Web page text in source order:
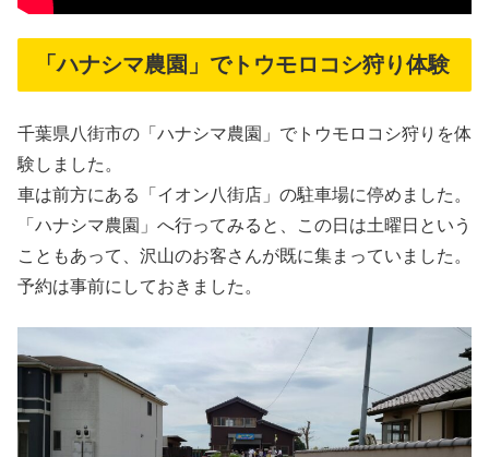
「ハナシマ農園」でトウモロコシ狩り体験
千葉県八街市の「ハナシマ農園」でトウモロコシ狩りを体
験しました。
車は前方にある「イオン八街店」の駐車場に停めました。
「ハナシマ農園」へ行ってみると、この日は土曜日という
こともあって、沢山のお客さんが既に集まっていました。
予約は事前にしておきました。